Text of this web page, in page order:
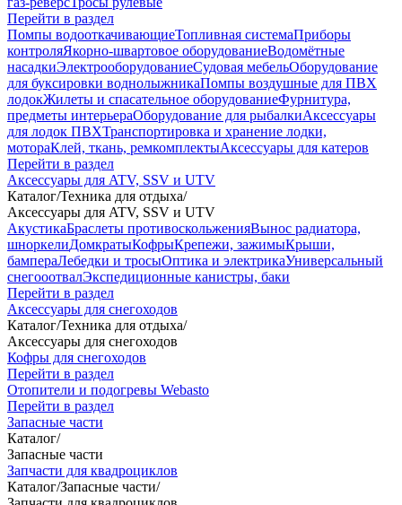
Перейти в раздел
Помпы водооткачивающиеТопливная системаПриборы
контроляЯкорно-швартовое оборудованиеВодомётные
насадкиЭлектрооборудованиеСудовая мебельОборудование
для буксировки воднолыжникаПомпы воздушные для ПВХ
лодокЖилеты и спасательное оборудованиеФурнитура,
предметы интерьераОборудование для рыбалкиАксессуары
для лодок ПВХТранспортировка и хранение лодки,
мотораКлей, ткань, ремкомплектыАксессуары для катеров
Перейти в раздел
Аксессуары для ATV, SSV и UTV
Каталог/Техника для отдыха/
Аксессуары для ATV, SSV и UTV
АкустикаБраслеты противоскольженияВынос радиатора,
шноркелиДомкратыКофрыКрепежи, зажимыКрыши,
бампераЛебедки и тросыОптика и электрикаУниверсальный
снегооотвалЭкспедиционные канистры, баки
Перейти в раздел
Аксессуары для снегоходов
Каталог/Техника для отдыха/
Аксессуары для снегоходов
Кофры для снегоходов
Перейти в раздел
Отопители и подогревы Webasto
Перейти в раздел
Запасные части
Каталог/
Запасные части
Запчасти для квадроциклов
Каталог/Запасные части/